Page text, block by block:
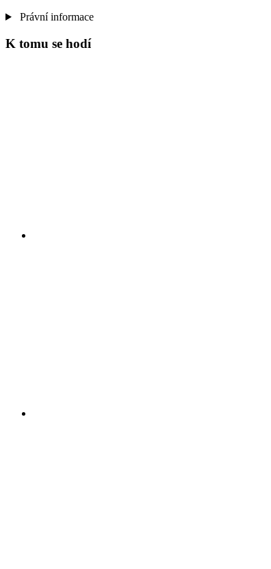
Právní informace
K tomu se hodí